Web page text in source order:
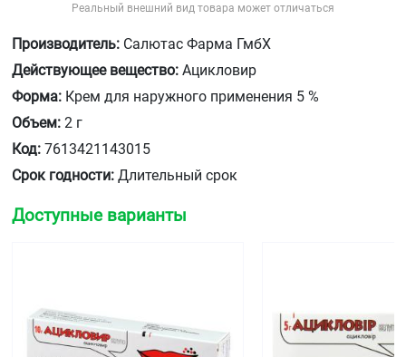
Реальный внешний вид товара может отличаться
Производитель: Салютас Фарма ГмбХ
Действующее вещество: Ацикловир
Форма: Крем для наружного применения 5 %
Объем: 2 г
Код: 7613421143015
Срок годности: Длительный срок
Доступные варианты